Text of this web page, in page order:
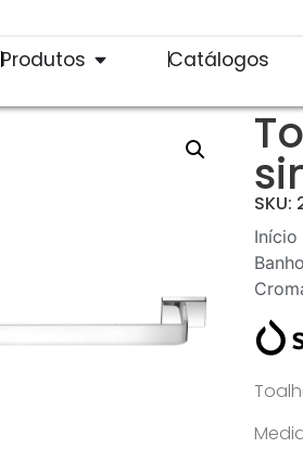
Produtos Catálogos
Início
Banho